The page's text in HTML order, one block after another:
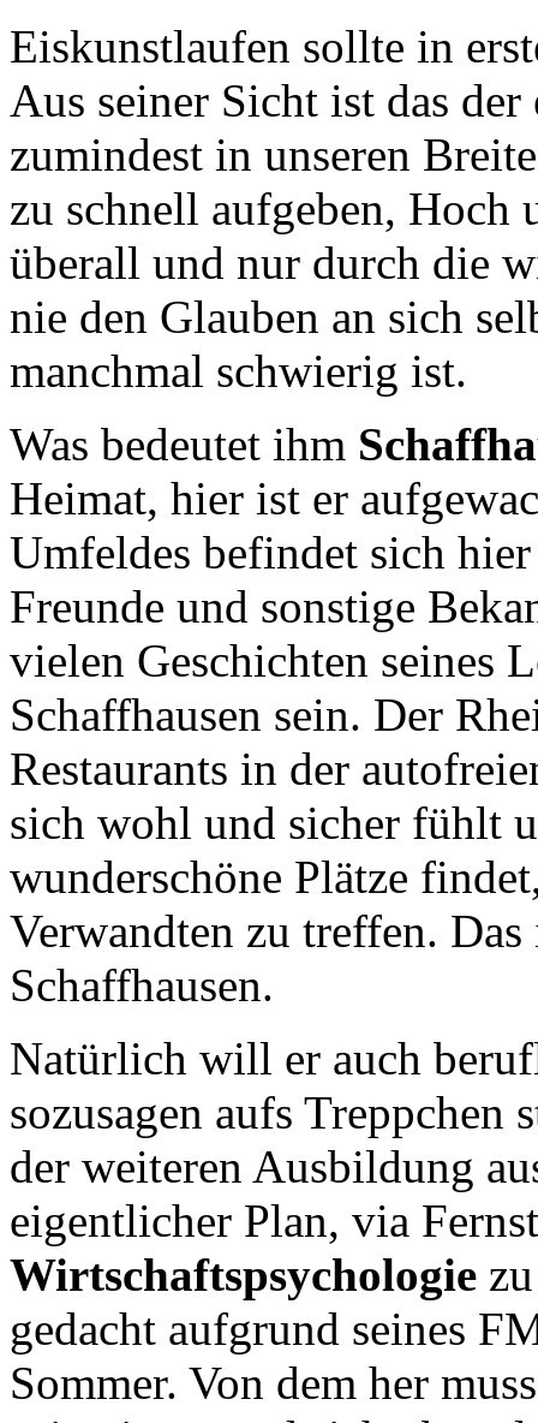
Eiskunstlaufen sollte in
Aus seiner Sicht ist das
zumindest in unseren
zu schnell aufgeben, Hoch
überall und nur durch die
nie den Glauben an sich
manchmal schwierig ist.
Was bedeutet ihm
Heimat, hier ist er
Umfeldes befindet sich
Freunde und sonstige
vielen Geschichten seines
Schaffhausen sein. Der
Restaurants in der
sich wohl und sicher fühlt
wunderschöne Plätze
Verwandten zu treffen.
Schaffhausen.
Natürlich will er auch
sozusagen aufs Treppchen
der weiteren Ausbildung
eigentlicher Plan, via
Wirtschaftspsychologie
gedacht aufgrund seines
Sommer. Von dem her